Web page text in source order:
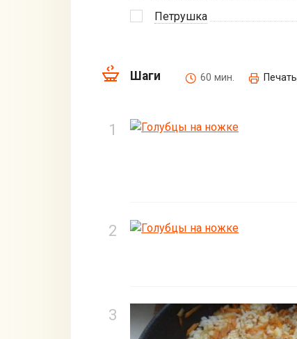
Петрушка
Шаги 60 мин. Печать